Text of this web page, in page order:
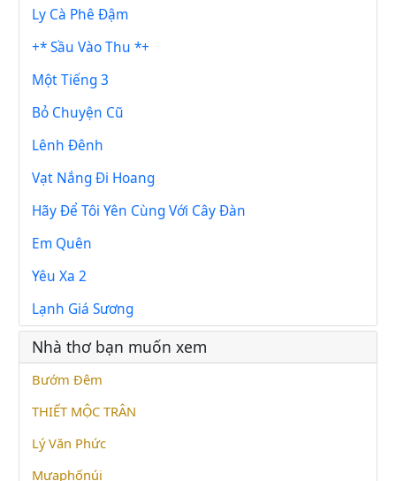
Ly Cà Phê Đậm
+* Sầu Vào Thu *+
Một Tiếng 3
Bỏ Chuyện Cũ
Lênh Đênh
Vạt Nắng Đi Hoang
Hãy Để Tôi Yên Cùng Với Cây Đàn
Em Quên
Yêu Xa 2
Lạnh Giá Sương
Nhà thơ bạn muốn xem
Bướm Đêm
THIẾT MỘC TRÂN
Lý Văn Phức
Mưaphốnúi